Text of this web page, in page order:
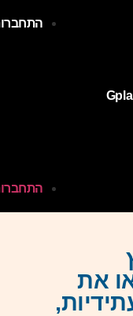
התחברות
התחברות
את